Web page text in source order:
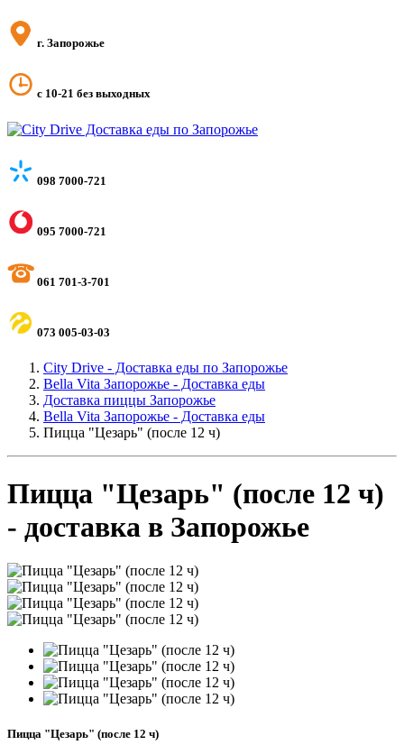
г. Запорожье
с 10-21 без выходных
098 7000-721
095 7000-721
061 701-3-701
073 005-03-03
City Drive - Доставка еды по Запорожье
Bella Vita Запорожье - Доставка еды
Доставка пиццы Запорожье
Bella Vita Запорожье - Доставка еды
Пицца "Цезарь" (после 12 ч)
Пицца "Цезарь" (после 12 ч)
- доставка в Запорожье
Пицца "Цезарь" (после 12 ч)